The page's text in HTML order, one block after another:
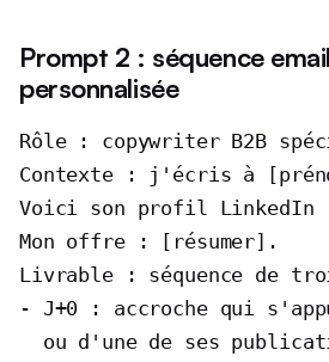
Prompt 2 : séquence
personnalisée
Rôle : copywriter B2B
Contexte : j'écris à
Voici son profil
Mon offre : [résumer].
Livrable : séquence de
- J+0 : accroche qui
ou d'une de ses